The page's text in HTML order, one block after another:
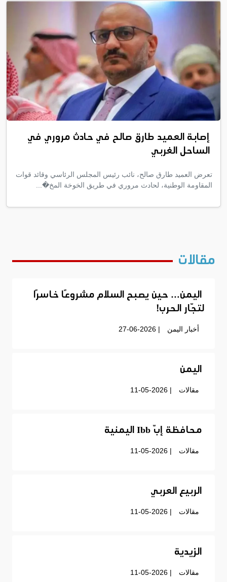
إصابة العميد طارق صالح في حادث مروري في
الساحل الغربي
تعرض العميد طارق صالح، نائب رئيس المجلس الرئاسي وقائد قوات
المقاومة الوطنية، لحادث مروري في طريق الخوخة المخ�...
مقالات
اليمن… حين يصبح السلام مشروعًا خاسرًا
لتجّار الحرب!
أخبار اليمن | 27-06-2026
اليمن
مقالات | 11-05-2026
محافظة إبّ Ibb اليمنية
مقالات | 11-05-2026
الربيع العربي
مقالات | 11-05-2026
الزيدية
مقالات | 11-05-2026